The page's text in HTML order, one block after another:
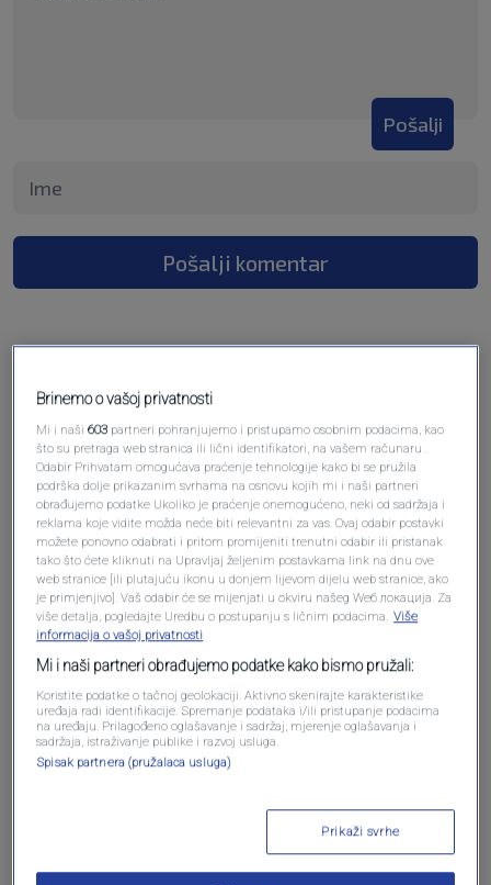
Pošalji
Pošalji komentar
Oglas
Oglas
Brinemo o vašoj privatnosti
Mi i naši603 partneri pohranjujemo i pristupamo osobnim podacima, kao
što su pretraga web stranica ili lični identifikatori, na vašem računaru .
Odabir Prihvatam omogućava praćenje tehnologije kako bi se pružila
podrška dolje prikazanim svrhama na osnovu kojih mi i naši partneri
obrađujemo podatke Ukoliko je praćenje onemogućeno, neki od sadržaja i
reklama koje vidite možda neće biti relevantni za vas. Ovaj odabir postavki
možete ponovno odabrati i pritom promijeniti trenutni odabir ili pristanak
tako što ćete kliknuti na Upravljaj željenim postavkama link na dnu ove
web stranice [ili plutajuću ikonu u donjem lijevom dijelu web stranice, ako
je primjenjivo]. Vaš odabir će se mijenjati u okviru našeg Wеб локација. Za
više detalja, pogledajte Uredbu o postupanju s ličnim podacima. Više
informacija o vašoj privatnosti
Mi i naši partneri obrađujemo podatke kako bismo pružali:
Koristite podatke o tačnoj geolokaciji. Aktivno skenirajte karakteristike
uređaja radi identifikacije. Spremanje podataka i/ili pristupanje podacima
na uređaju. Prilagođeno oglašavanje i sadržaj, mjerenje oglašavanja i
sadržaja, istraživanje publike i razvoj usluga.
Spisak partnera (pružalaca usluga)
Prikaži svrhe